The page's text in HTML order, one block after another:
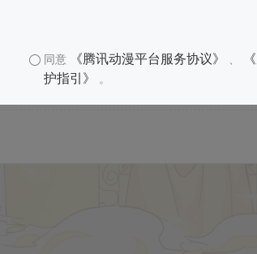
同意 《腾讯动漫平台服务协议》
护指引》
。